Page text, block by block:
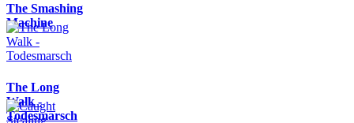
The Smashing
Machine
The Long
Walk -
Todesmarsch